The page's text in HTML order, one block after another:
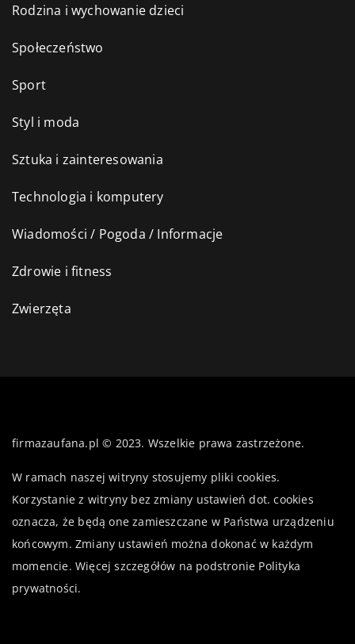
Rodzina i wychowanie dzieci
Społeczeństwo
Sport
Styl i moda
Sztuka i zainteresowania
Technologia i komputery
Wiadomości / Pogoda / Informacje
Zdrowie i fitness
Zwierzęta
firmazaufana.pl © 2023. Wszelkie prawa zastrzeżone.
W ramach naszej witryny stosujemy pliki cookies.
Korzystanie z witryny bez zmiany ustawień dot. cookies
oznacza, że będą one zamieszczane w Państwa urządzeniu
końcowym. Zmiany ustawień można dokonać w każdym
momencie. Więcej szczegółów na podstronie Polityka
prywatności.